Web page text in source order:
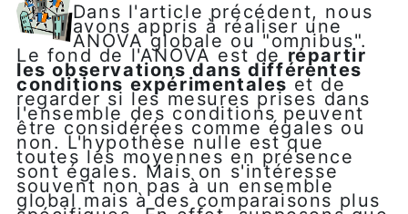
Dans l'article précédent, nous
avons appris à réaliser une
ANOVA globale ou "omnibus".
Le fond de l'ANOVA est de répartir
les observations dans différentes
conditions expérimentaleset de
regarder si les mesures prises dans
l'ensemble des conditions peuvent
être considérées comme égales ou
non. L'hypothèse nulle est que
toutes les moyennes en présence
sont égales. Mais on s'intéresse
souvent non pas à un ensemble
global mais à des comparaisons plus